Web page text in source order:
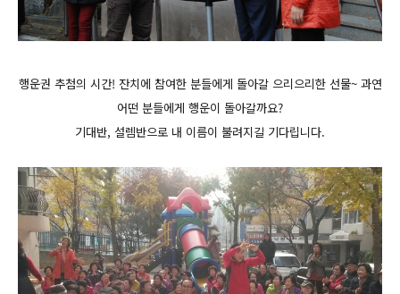
행운권 추첨의 시간! 잔치에 참여한 분들에게 돌아갈 으리으리한 선물~ 과연
어떤 분들에게 행운이 돌아갈까요?
기대반, 설렘반으로 내 이름이 불려지길 기다립니다.